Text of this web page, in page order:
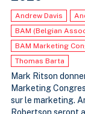
Andrew Davis
BAM (Belgian
BAM Marketing
Thomas Barta
Mark Ritson
Marketing
sur le marketing.